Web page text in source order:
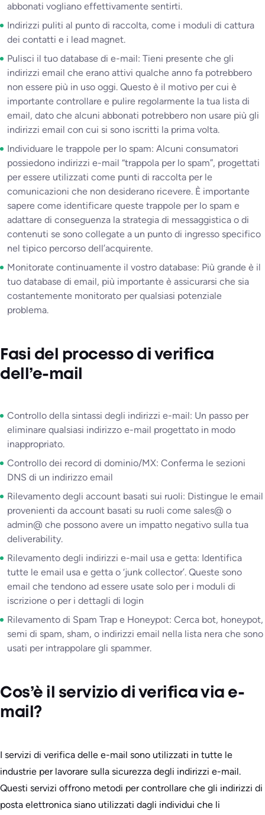
abbonati vogliano effettivamente sentirti.
Indirizzi puliti al punto di raccolta, come i moduli di cattura
dei contatti e i lead magnet.
Pulisci il tuo database di e-mail: Tieni presente che gli
indirizzi email che erano attivi qualche anno fa potrebbero
non essere più in uso oggi. Questo è il motivo per cui è
importante controllare e pulire regolarmente la tua lista di
email, dato che alcuni abbonati potrebbero non usare più gli
indirizzi email con cui si sono iscritti la prima volta.
Individuare le trappole per lo spam: Alcuni consumatori
possiedono indirizzi e-mail “trappola per lo spam”, progettati
per essere utilizzati come punti di raccolta per le
comunicazioni che non desiderano ricevere. È importante
sapere come identificare queste trappole per lo spam e
adattare di conseguenza la strategia di messaggistica o di
contenuti se sono collegate a un punto di ingresso specifico
nel tipico percorso dell’acquirente.
Monitorate continuamente il vostro database: Più grande è il
tuo database di email, più importante è assicurarsi che sia
costantemente monitorato per qualsiasi potenziale
problema.
Fasi del processo di verifica
dell’e-mail
Controllo della sintassi degli indirizzi e-mail: Un passo per
eliminare qualsiasi indirizzo e-mail progettato in modo
inappropriato.
Controllo dei record di dominio/MX: Conferma le sezioni
DNS di un indirizzo email
Rilevamento degli account basati sui ruoli: Distingue le email
provenienti da account basati su ruoli come sales@ o
admin@ che possono avere un impatto negativo sulla tua
deliverability.
Rilevamento degli indirizzi e-mail usa e getta: Identifica
tutte le email usa e getta o ‘junk collector’. Queste sono
email che tendono ad essere usate solo per i moduli di
iscrizione o per i dettagli di login
Rilevamento di Spam Trap e Honeypot: Cerca bot, honeypot,
semi di spam, sham, o indirizzi email nella lista nera che sono
usati per intrappolare gli spammer.
Cos’è il servizio di verifica via e-
mail?
I servizi di verifica delle e-mail sono utilizzati in tutte le
industrie per lavorare sulla sicurezza degli indirizzi e-mail.
Questi servizi offrono metodi per controllare che gli indirizzi di
posta elettronica siano utilizzati dagli individui che li